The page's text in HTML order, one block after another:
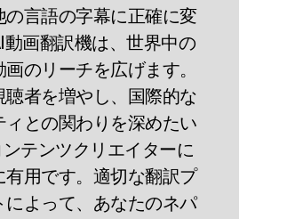
の言語の字幕に正確に変
動画翻訳機は、世界中の
のリーチを広げます。
聴者を増やし、国際的な
ィとの関わりを深めたい
ンテンツクリエイターに
有用です。適切な翻訳プ
によって、あなたのネパ